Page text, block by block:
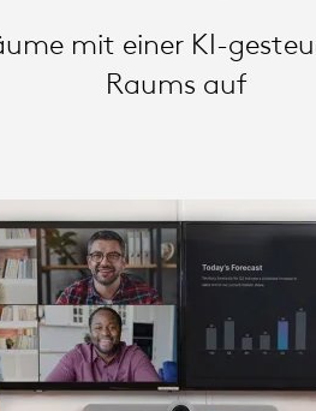
mit einer KI-
Raums auf